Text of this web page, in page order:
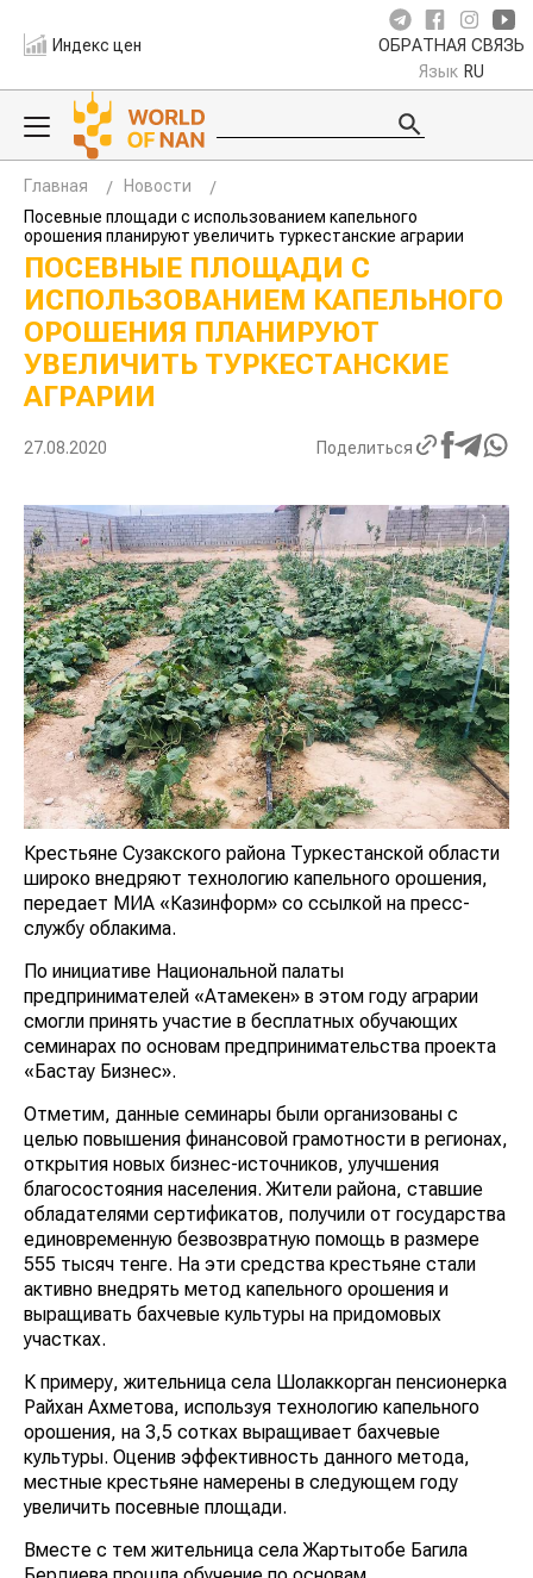
Индекс цен ОБРАТНАЯ СВЯЗЬ
Язык RU
Главная
Новости
Посевные площади с использованием капельного
орошения планируют увеличить туркестанские аграрии
ПОСЕВНЫЕ ПЛОЩАДИ С
ИСПОЛЬЗОВАНИЕМ КАПЕЛЬНОГО
ОРОШЕНИЯ ПЛАНИРУЮТ
УВЕЛИЧИТЬ ТУРКЕСТАНСКИЕ
АГРАРИИ
27.08.2020 Поделиться
Крестьяне Сузакского района Туркестанской области
широко внедряют технологию капельного орошения,
передает МИА «Казинформ» со ссылкой на пресс-
службу облакима.
По инициативе Национальной палаты
предпринимателей «Атамекен» в этом году аграрии
смогли принять участие в бесплатных обучающих
семинарах по основам предпринимательства проекта
«Бастау Бизнес».
Отметим, данные семинары были организованы с
целью повышения финансовой грамотности в регионах,
открытия новых бизнес-источников, улучшения
благосостояния населения. Жители района, ставшие
обладателями сертификатов, получили от государства
единовременную безвозвратную помощь в размере
555 тысяч тенге. На эти средства крестьяне стали
активно внедрять метод капельного орошения и
выращивать бахчевые культуры на придомовых
участках.
К примеру, жительница села Шолаккорган пенсионерка
Райхан Ахметова, используя технологию капельного
орошения, на 3,5 сотках выращивает бахчевые
культуры. Оценив эффективность данного метода,
местные крестьяне намерены в следующем году
увеличить посевные площади.
Вместе с тем жительница села Жартытобе Багила